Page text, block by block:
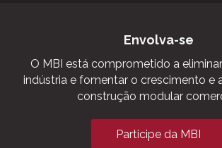
Envolva-se
O MBI está comprometido a
indústria e fomentar o crescimento e
construção modular
Participe da MBI